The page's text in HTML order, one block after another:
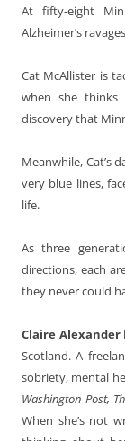
At fifty-eight
Alzheimer’s
Cat McAllister is
when she thinks
discovery that
Meanwhile, Cat’s
very blue lines,
life.
As three
directions, each
they never could
Claire Alexander
Scotland. A
sobriety, mental
Washington Post,
When she’s not